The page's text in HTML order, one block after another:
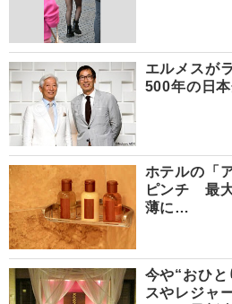
エルメスが
500年の日
ホテルの「
ピンチ 最
薄に…
今や“おひ
スやレジャ